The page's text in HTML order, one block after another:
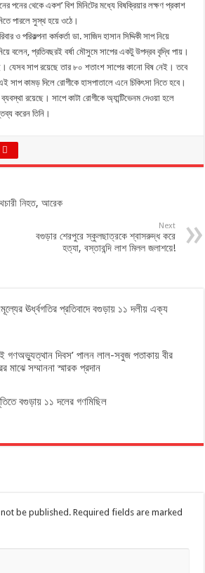
পনের থেকে একশ’ বিশ মিনিটের মধ্যে বিষক্রিয়ার লক্ষণ প্রকাশ
পারলে সুস্থ হয়ে ওঠে।
ও পরিকল্পনা কর্মকর্তা ডা. সাজিদ হাসান সিদ্দিকী সাপ নিয়ে
বলেন, প্রতিবছরই বর্ষা মৌসুমে সাপের একটু উপদ্রব বৃদ্ধি পায়।
যেসব সাপ রয়েছে তার ৮০ শতাংশ সাপের কানো বিষ নেই। তবে
সাপ কামড় দিলে রোগীকে হাসপাতালে এনে চিকিৎসা নিতে হবে।
রয়েছে। সাপে কাটা রোগীকে অ্যান্টিভেনম দেওয়া হলে
করেন তিনি।
নিহত, আরেক
Next
বগুড়ার শেরপুরে স্কুলছাত্রকে শ্বাসরুদ্ধ করে
হত্যা, বস্তাবন্দি লাশ মিলল জলাশয়ে!
ঊর্ধ্বগতির প্রতিবাদে বগুড়ায় ১১ দলীয় এক্য
গণঅভ্যুত্থান দিবস’ পালন লাল-সবুজ পতাকায় বীর
মাঝে সম্মাননা স্মারক প্রদান
বগুড়ায় ১১ দলের গণমিছিল
be published. Required fields are marked